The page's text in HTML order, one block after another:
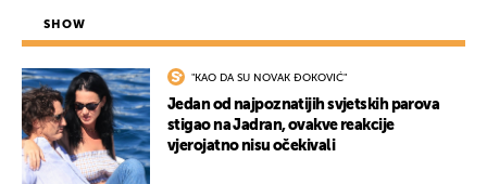
SHOW
"KAO DA SU NOVAK ĐOKOVIĆ"
Jedan od najpoznatijih svjetskih parova
stigao na Jadran, ovakve reakcije
vjerojatno nisu očekivali
UKLJUČITE NOTIFIKACIJE